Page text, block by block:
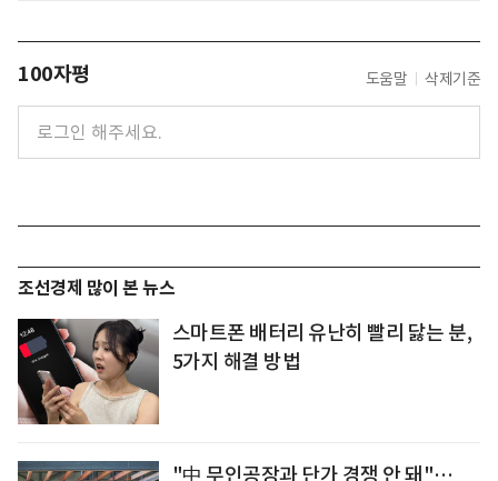
100자평 도움말 삭제기준
조선경제 많이 본 뉴스
스마트폰 배터리 유난히 빨리 닳는 분,
5가지 해결 방법
"中 무인공장과 단가 경쟁 안 돼"…